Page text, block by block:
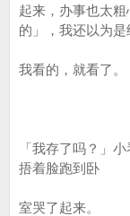
起来，办事也太
的」，我还以为是
我看的，就看了。
「我存了吗？」
捂着脸跑到卧
室哭了起来。